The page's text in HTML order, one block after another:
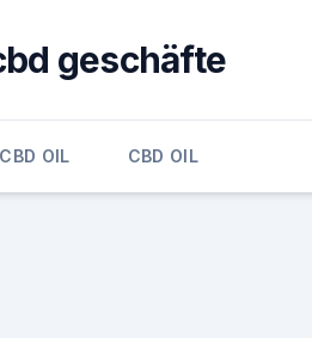
geschäfte
CBD OIL CBD OIL